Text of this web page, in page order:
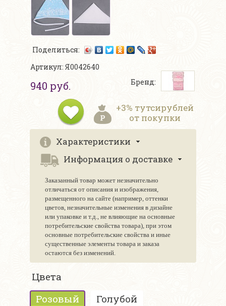
Поделиться:
Артикул: Я0042640
940 руб. Бренд:
+3% тутсирублей
от покупки
Характеристики
Информация о доставке
Заказанный товар может незначительно
отличаться от описания и изображения,
размещенного на сайте (например, оттенки
цветов, незначительные изменения в дизайне
или упаковке и т.д., не влияющие на основные
потребительские свойства товара), при этом
основные потребительские свойства и иные
существенные элементы товара и заказа
остаются без изменений.
Цвета
Розовый
Голубой